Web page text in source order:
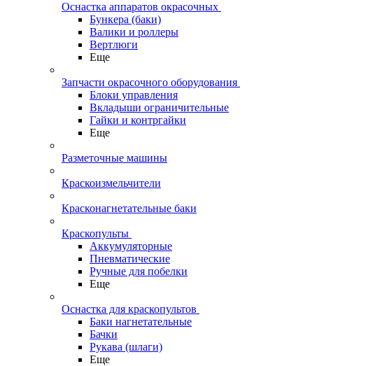
Оснастка аппаратов окрасочных
Бункера (баки)
Валики и роллеры
Вертлюги
Еще
Запчасти окрасочного оборудования
Блоки управления
Вкладыши ограничительные
Гайки и контргайки
Еще
Разметочные машины
Краскоизмельчители
Красконагнетательные баки
Краскопульты
Аккумуляторные
Пневматические
Ручные для побелки
Еще
Оснастка для краскопультов
Баки нагнетательные
Бачки
Рукава (шлаги)
Еще